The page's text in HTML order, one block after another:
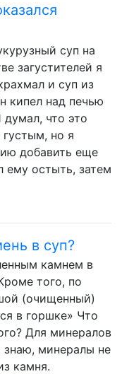
суп на
загустителей я
и суп из
кипел над печью
что это
но я
добавить еще
ему остыть, затем
в суп?
камнем в
того, по
(очищенный)
в горшке» Что
Для минералов
знаю, минералы не
камня.